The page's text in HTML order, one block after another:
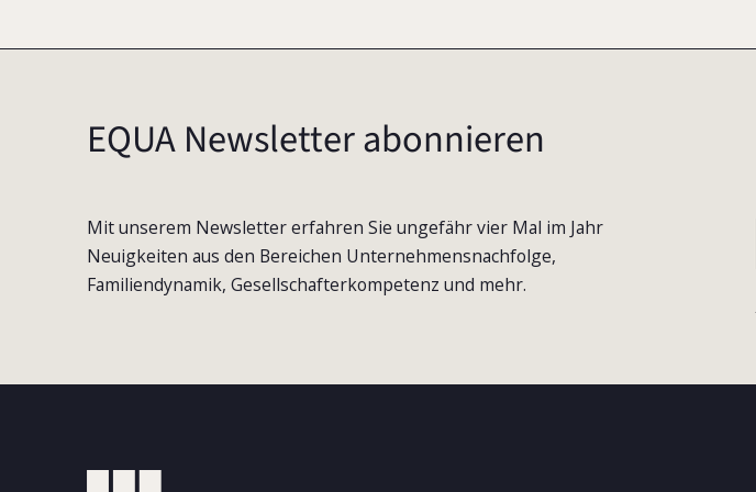
EQUA Newsletter abonnieren
Mit unserem Newsletter erfahren Sie ungefähr vier Mal im Jahr
Neuigkeiten aus den Bereichen Unternehmensnachfolge,
Familiendynamik, Gesellschafterkompetenz und mehr.